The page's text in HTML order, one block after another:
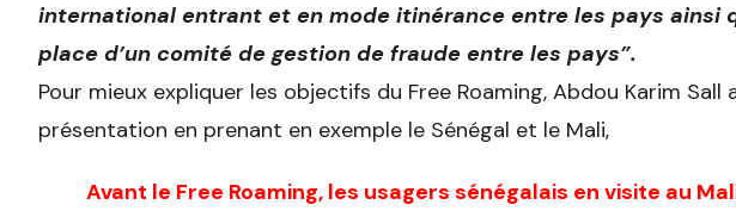
international entrant et en mode itinérance entre les pays ainsi
place d’un comité de gestion de fraude entre les pays”.
Pour mieux expliquer les objectifs du Free Roaming, Abdou Karim Sall
présentation en prenant en exemple le Sénégal et le Mali,
Avant le Free Roaming, les usagers sénégalais en visite au